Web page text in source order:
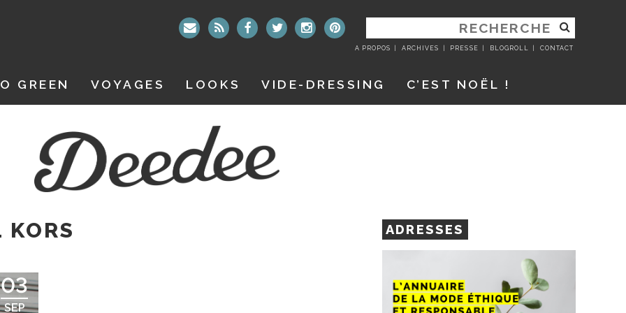
RECHERCHER
:
A PROPOS ARCHIVES PRESSE BLOGROLL CONTACT
GREEN VOYAGES LOOKS VIDE-DRESSING C’EST NOËL !
KORS
03
SEP
ADRESSES